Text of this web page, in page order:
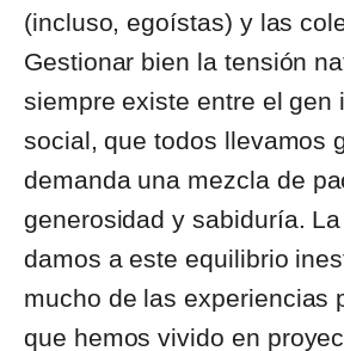
(incluso, egoístas) y las
Gestionar bien la tensión
siempre existe entre el gen
social, que todos llevamos
demanda una mezcla de
generosidad y sabiduría.
damos a este equilibrio
mucho de las experiencias
que hemos vivido en